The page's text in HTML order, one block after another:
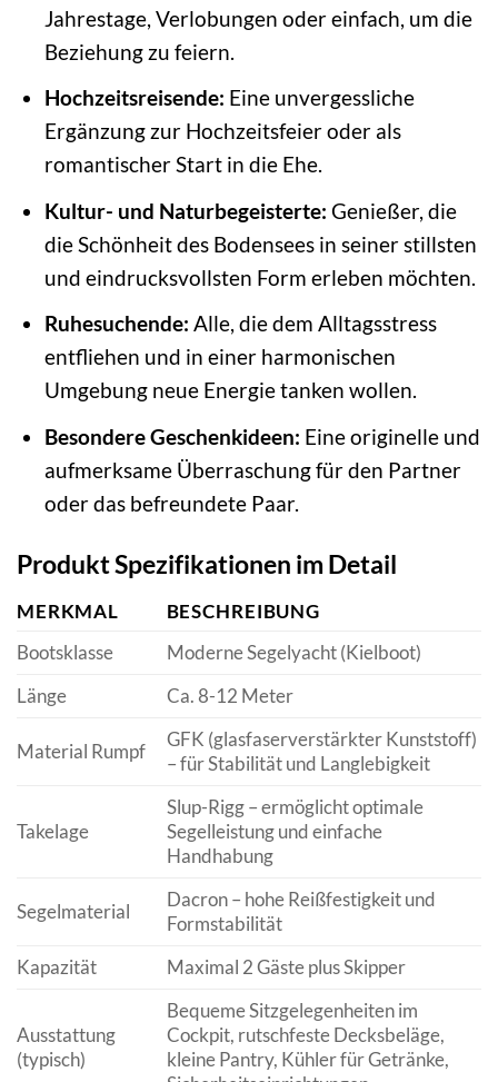
Jahrestage, Verlobungen oder einfach, um die
Beziehung zu feiern.
Hochzeitsreisende: Eine unvergessliche
Ergänzung zur Hochzeitsfeier oder als
romantischer Start in die Ehe.
Kultur- und Naturbegeisterte: Genießer, die
die Schönheit des Bodensees in seiner stillsten
und eindrucksvollsten Form erleben möchten.
Ruhesuchende: Alle, die dem Alltagsstress
entfliehen und in einer harmonischen
Umgebung neue Energie tanken wollen.
Besondere Geschenkideen: Eine originelle und
aufmerksame Überraschung für den Partner
oder das befreundete Paar.
Produkt Spezifikationen im Detail
MERKMAL
BESCHREIBUNG
Bootsklasse
Moderne Segelyacht (Kielboot)
Länge
Ca. 8-12 Meter
Material Rumpf
GFK (glasfaserverstärkter Kunststoff)
– für Stabilität und Langlebigkeit
Takelage
Slup-Rigg – ermöglicht optimale
Segelleistung und einfache
Handhabung
Segelmaterial
Dacron – hohe Reißfestigkeit und
Formstabilität
Kapazität
Maximal 2 Gäste plus Skipper
Ausstattung
(typisch)
Bequeme Sitzgelegenheiten im
Cockpit, rutschfeste Decksbeläge,
kleine Pantry, Kühler für Getränke,